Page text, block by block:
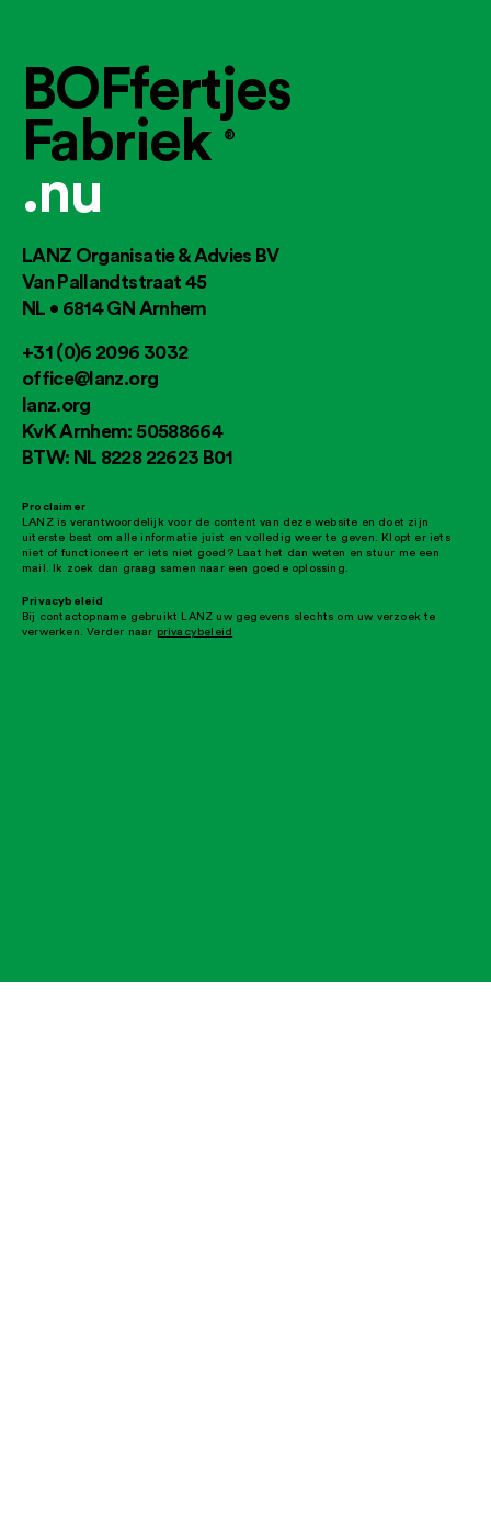
BOFfertjes
Fabriek®
.nu
LANZ Organisatie & Advies BV
Van Pallandtstraat 45
NL • 6814 GN Arnhem
+31 (0)6 2096 3032
office@lanz.org
lanz.org
KvK Arnhem: 50588664
BTW: NL 8228 22623 B01
Proclaimer
LANZ is verantwoordelijk voor de content van deze website en doet zijn
uiterste best om alle informatie juist en volledig weer te geven. Klopt er iets
niet of functioneert er iets niet goed? Laat het dan weten en stuur me een
mail. Ik zoek dan graag samen naar een goede oplossing.
Privacybeleid
Bij contactopname gebruikt LANZ uw gegevens slechts om uw verzoek te
verwerken. Verder naar privacybeleid